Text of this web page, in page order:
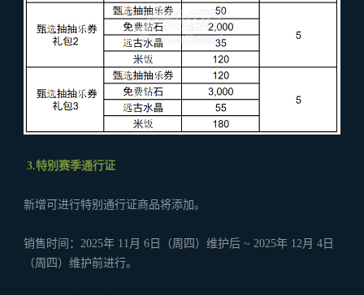
3.特别赛季通行证
新增可进行特别通行证商品将添加。
销售时间：2025年 11月 6日（周四）维护后 ~ 2025年 12月 4日
（周四）维护前进行。